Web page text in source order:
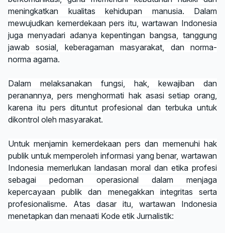
meningkatkan kualitas kehidupan manusia. Dalam
mewujudkan kemerdekaan pers itu, wartawan Indonesia
juga menyadari adanya kepentingan bangsa, tanggung
jawab sosial, keberagaman masyarakat, dan norma-
norma agama.
Dalam melaksanakan fungsi, hak, kewajiban dan
peranannya, pers menghormati hak asasi setiap orang,
karena itu pers dituntut profesional dan terbuka untuk
dikontrol oleh masyarakat.
Untuk menjamin kemerdekaan pers dan memenuhi hak
publik untuk memperoleh informasi yang benar, wartawan
Indonesia memerlukan landasan moral dan etika profesi
sebagai pedoman operasional dalam menjaga
kepercayaan publik dan menegakkan integritas serta
profesionalisme. Atas dasar itu, wartawan Indonesia
menetapkan dan menaati Kode etik Jurnalistik: